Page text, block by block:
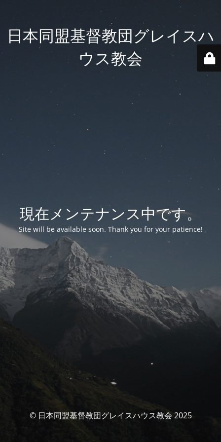
日本同盟基督教団グレイスハ
ウス教会
現在メンテナンス中です。
Site will be available soon. Thank you for your patience!
© 日本同盟基督教団グレイスハウス教会 2025